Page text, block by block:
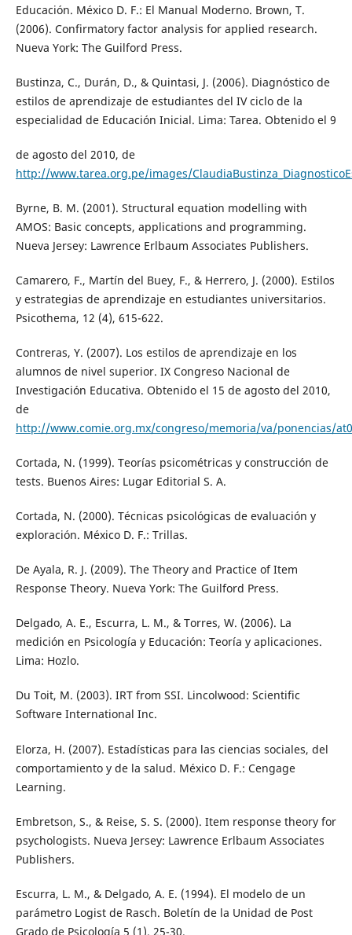
Educación. México D. F.: El Manual Moderno. Brown, T.
(2006). Confirmatory factor analysis for applied research.
Nueva York: The Guilford Press.
Bustinza, C., Durán, D., & Quintasi, J. (2006). Diagnóstico de
estilos de aprendizaje de estudiantes del IV ciclo de la
especialidad de Educación Inicial. Lima: Tarea. Obtenido el 9
de agosto del 2010, de
http://www.tarea.org.pe/images/
Byrne, B. M. (2001). Structural equation modelling with
AMOS: Basic concepts, applications and programming.
Nueva Jersey: Lawrence Erlbaum Associates Publishers.
Camarero, F., Martín del Buey, F., & Herrero, J. (2000). Estilos
y estrategias de aprendizaje en estudiantes universitarios.
Psicothema, 12 (4), 615-622.
Contreras, Y. (2007). Los estilos de aprendizaje en los
alumnos de nivel superior. IX Congreso Nacional de
Investigación Educativa. Obtenido el 15 de agosto del 2010,
de
http://www.comie.org.mx/congreso/memoria/va/ponencias/
Cortada, N. (1999). Teorías psicométricas y construcción de
tests. Buenos Aires: Lugar Editorial S. A.
Cortada, N. (2000). Técnicas psicológicas de evaluación y
exploración. México D. F.: Trillas.
De Ayala, R. J. (2009). The Theory and Practice of Item
Response Theory. Nueva York: The Guilford Press.
Delgado, A. E., Escurra, L. M., & Torres, W. (2006). La
medición en Psicología y Educación: Teoría y aplicaciones.
Lima: Hozlo.
Du Toit, M. (2003). IRT from SSI. Lincolwood: Scientific
Software International Inc.
Elorza, H. (2007). Estadísticas para las ciencias sociales, del
comportamiento y de la salud. México D. F.: Cengage
Learning.
Embretson, S., & Reise, S. S. (2000). Item response theory for
psychologists. Nueva Jersey: Lawrence Erlbaum Associates
Publishers.
Escurra, L. M., & Delgado, A. E. (1994). El modelo de un
parámetro Logist de Rasch. Boletín de la Unidad de Post
Grado de Psicología 5 (1), 25-30.